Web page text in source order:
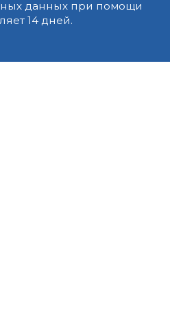
данных при помощи
14 дней.